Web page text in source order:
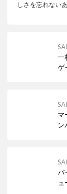
しさを忘れない
一
ゲ
マ
ンパー
し
パ